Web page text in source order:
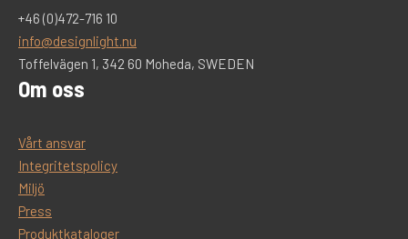
+46 (0)472-716 10
info@designlight.nu
Toffelvägen 1, 342 60 Moheda, SWEDEN
Om oss
Vårt ansvar
Integritetspolicy
Miljö
Press
Produktkataloger